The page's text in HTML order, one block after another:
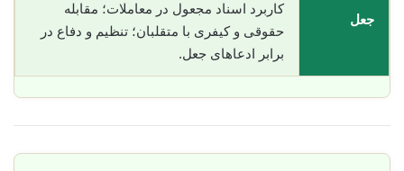
جعل
کاربرد اسناد مجعول در معاملات؛ مقابله
حقوقی و کیفری با متقلبان؛ تنظیم و دفاع در
برابر ادعاهای جعل.